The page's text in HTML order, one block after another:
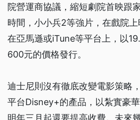
院營運商協議，縮短劇院首映跟
時間，小小兵2等強片，在戲院
在亞馬遜或iTune等平台上，以
600元的價格發行。
迪士尼則沒有徹底改變電影策略
平台Disney+的產品，以紮實豪
明年三月起還要提高收費。未來